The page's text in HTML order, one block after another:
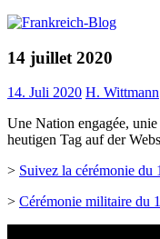
14 juillet 2020
14. Juli 2020 H. Wittmann
Une Nation engagée,
heutigen Tag auf der
> Suivez la cérémonie du
> Cérémonie militaire du